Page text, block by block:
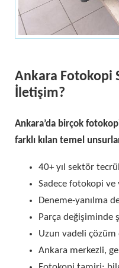
Ankara Fotokopi
İletişim?
Ankara’da birçok
farklı kılan temel
40+ yıl sektör
Sadece fotokopi ve
Deneme-yanılma
Parça değişiminde
Uzun vadeli çözüm
Ankara merkezli,